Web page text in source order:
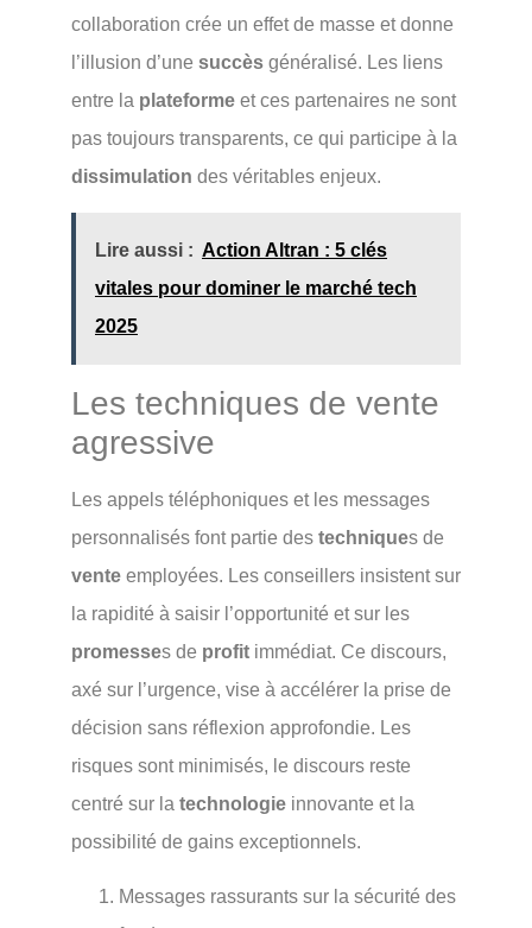
collaboration crée un effet de masse et donne
l’illusion d’une succès généralisé. Les liens
entre la plateforme et ces partenaires ne sont
pas toujours transparents, ce qui participe à la
dissimulation des véritables enjeux.
Lire aussi : Action Altran : 5 clés
vitales pour dominer le marché tech
2025
Les techniques de vente
agressive
Les appels téléphoniques et les messages
personnalisés font partie des techniques de
vente employées. Les conseillers insistent sur
la rapidité à saisir l’opportunité et sur les
promesses de profit immédiat. Ce discours,
axé sur l’urgence, vise à accélérer la prise de
décision sans réflexion approfondie. Les
risques sont minimisés, le discours reste
centré sur la technologie innovante et la
possibilité de gains exceptionnels.
Messages rassurants sur la sécurité des